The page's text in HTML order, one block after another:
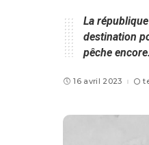
La
destination
pêche encore.
16 avril 2023